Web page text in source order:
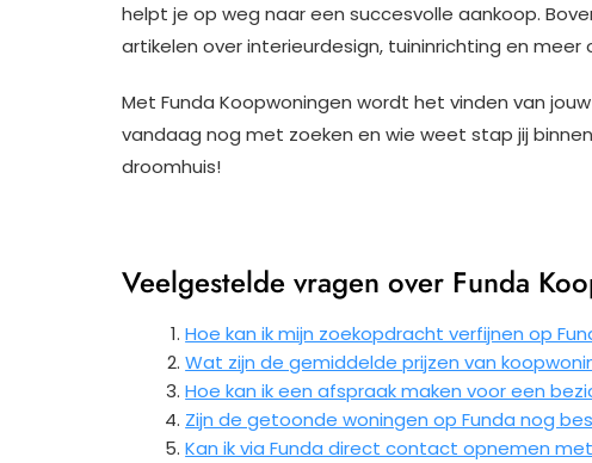
helpt je op weg naar een succesvolle aankoop.
artikelen over interieurdesign, tuininrichting en
Met Funda Koopwoningen wordt het vinden van
vandaag nog met zoeken en wie weet stap jij
droomhuis!
Veelgestelde vragen over Funda
Hoe kan ik mijn zoekopdracht verfijnen op
Wat zijn de gemiddelde prijzen van
Hoe kan ik een afspraak maken voor een
Zijn de getoonde woningen op Funda nog
Kan ik via Funda direct contact opnemen